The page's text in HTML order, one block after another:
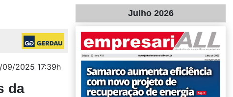
09/2025 17:39h
da
Julho 2026